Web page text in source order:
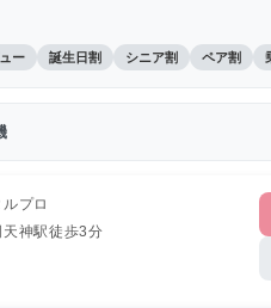
ー 誕生日割 シニア割 ペア割
プロ
神駅徒歩3分